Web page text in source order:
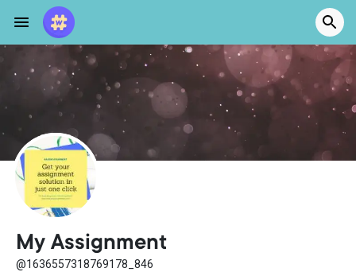
My Assignment
@1636557318769178_846